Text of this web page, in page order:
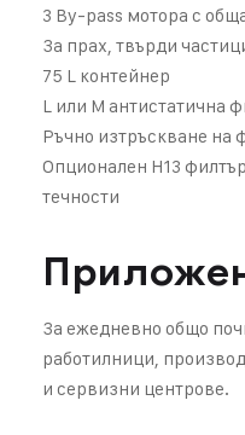
3 By-pass мотора с
За прах, твърди
75 L контейнер
L или M антистатична
Ръчно изтръскване на
Опционален H13
течности
За ежедневно общо
работилници,
и сервизни центрове.